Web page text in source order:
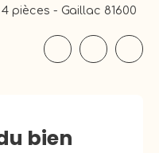
pièces - Gaillac 81600
bien